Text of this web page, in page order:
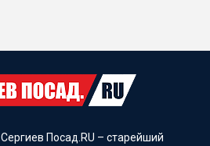
Посад.RU – старейший